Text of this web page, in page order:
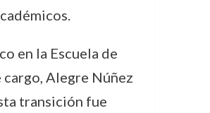
en la Escuela de
Alegre Núñez
transición fue